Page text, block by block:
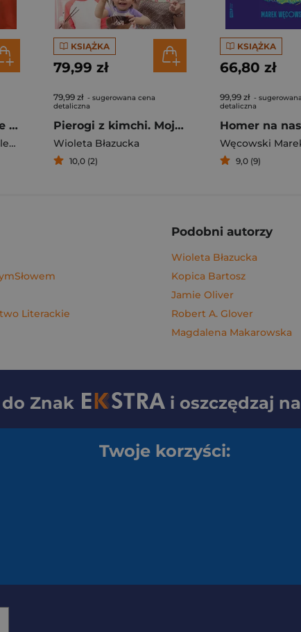
Rafał Majka. Zawsze z przodu. Rozmawia Tomasz Kalemba - książka z autografem
KSIĄŻKA
79,99 zł
79,99 zł - sugerowana cena
detaliczna
Pierogi z kimchi. Moje ulubione azjatyckie przepisy - książka z autografem
Wioleta Błazucka
10,0 (2)
KSIĄŻKA
66,80 zł
99,99 zł -
detaliczna
Homer na
Węcowski
9,0 (9)
Literackie
Podobni autorzy
Wioleta Błazucka
Kopica Bartosz
Jamie Oliver
Robert A. Glover
Magdalena Makarowska
do Znak i oszczędzaj
Twoje korzyści: